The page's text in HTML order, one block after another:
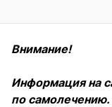
Внимание!
Информация на
по